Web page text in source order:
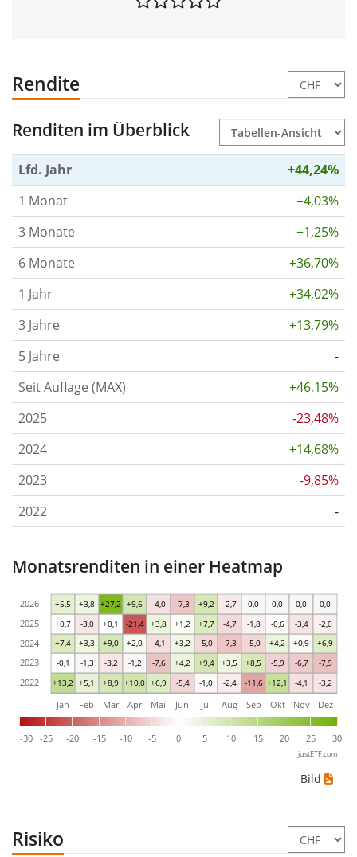
Rendite
Renditen im Überblick
Lfd. Jahr
+44,24%
1 Monat
+4,03%
3 Monate
+1,25%
6 Monate
+36,70%
1 Jahr
+34,02%
3 Jahre
+13,79%
5 Jahre
-
Seit Auflage (MAX)
+46,15%
2025
-23,48%
2024
+14,68%
2023
-9,85%
2022
-
Monatsrenditen in einer Heatmap
+13,2 +5,1 +8,9 +10,0 +6,9 -5,4 -1,0 -2,4 -11,6 +12,1 -4,1 -3,2
-0,1 -1,3 -3,2 -1,2 -7,6 +4,2 +9,4 +3,5 +8,5 -5,9 -6,7 -7,9
+7,4 +3,3 +9,0 +2,0 -4,1 +3,2 -5,0 -7,3 -5,0 +4,2 +0,9 +6,9
+0,7 -3,0 +0,1 -21,4 +3,8 +1,2 +7,7 -4,7 -1,8 -0,6 -3,4 -2,0
+5,5 +3,8 +27,2 +9,6 -4,0 -7,3 +9,2 -2,7 0,0 0,0 0,0 0,0
-30 -25 -20 -15 -10 -5 0 5 10 15 20 25 30
Jan Feb Mär Apr Mai Jun Jul Aug Sep Okt Nov Dez
2022
2023
2024
2025
2026
justETF.com
Bild
Risiko